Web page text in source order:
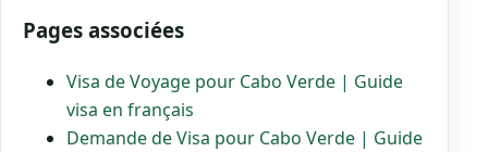
Pages associées
Visa de Voyage pour Cabo Verde | Guide
visa en français
Demande de Visa pour Cabo Verde | Guide